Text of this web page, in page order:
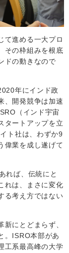
て進める一大プロ
その枠組みを根底
ドの動きなので
年にインド政
、開発競争は加速
（インド宇宙
タートアップを立
ト社は、わずか9
偉業を成し遂げて
れば、伝統にと
れは、まさに変化
る考え方ではない
にとどまらず、
ISRO本部があ
工系最高峰の大学